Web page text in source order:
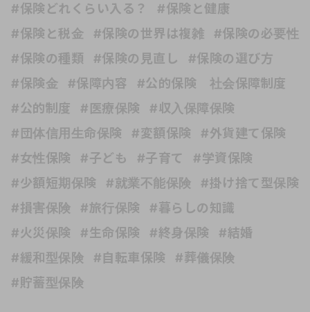
#保険どれくらい入る？
#保険と健康
#保険と税金
#保険の世界は複雑
#保険の必要性
#保険の種類
#保険の見直し
#保険の選び方
#保険金
#保障内容
#公的保険 社会保障制度
#公的制度
#医療保険
#収入保障保険
#団体信用生命保険
#変額保険
#外貨建て保険
#女性保険
#子ども #子育て
#学資保険
#少額短期保険
#就業不能保険
#掛け捨て型保険
#損害保険
#旅行保険
#暮らしの知識
#火災保険
#生命保険 #終身保険
#結婚
#緩和型保険
#自転車保険
#葬儀保険
#貯蓄型保険